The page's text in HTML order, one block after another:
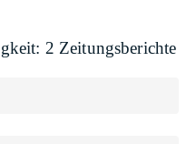
2 Zeitungsberichte